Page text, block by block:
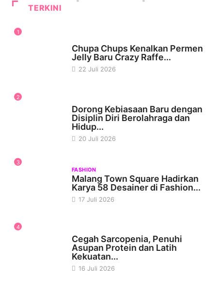
TERKINI
1
Chupa Chups Kenalkan Permen
Jelly Baru Crazy Raffe...
22 Juli 2026
2
Dorong Kebiasaan Baru dengan
Disiplin Diri Berolahraga dan
Hidup...
20 Juli 2026
3
FASHION
Malang Town Square Hadirkan
Karya 58 Desainer di Fashion...
17 Juli 2026
4
Cegah Sarcopenia, Penuhi
Asupan Protein dan Latih
Kekuatan...
16 Juli 2026